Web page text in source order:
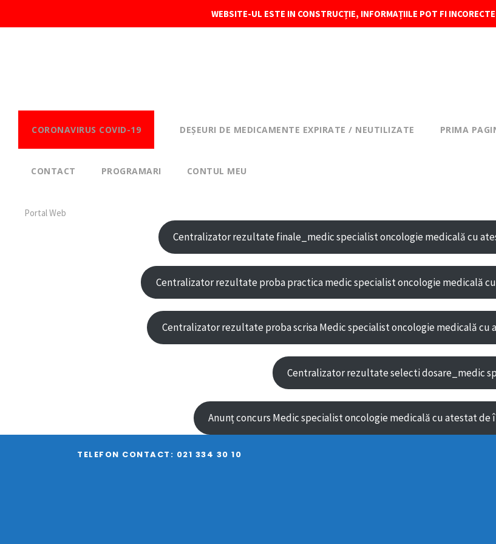
WEBSITE-UL ESTE IN CONSTRUCȚIE, INFORMAȚIILE POT FI
CORONAVIRUS COVID-19 DEȘEURI DE MEDICAMENTE EXPIRATE / NEUTILIZATE PRIMA
CONTACT PROGRAMARI CONTUL MEU
Portal Web
Centralizator rezultate finale_medic specialist oncologie medicală cu
Centralizator rezultate proba practica medic specialist oncologie medicală
Centralizator rezultate proba scrisa Medic specialist oncologie medicală cu
Centralizator rezultate selecti dosare_medic
Anunț concurs Medic specialist oncologie medicală cu atestat de
TELEFON CONTACT: 021 334 30 10